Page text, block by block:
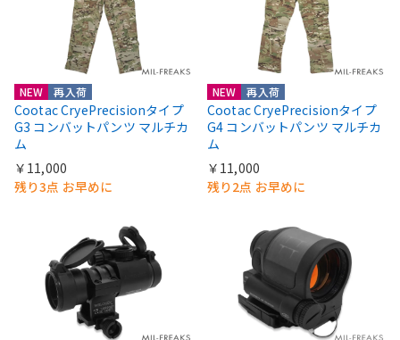
NEW 再入荷
Cootac CryePrecisionタイプ
G3 コンバットパンツ マルチカ
ム
￥11,000
残り3点 お早めに
NEW 再入荷
Cootac CryePrecisionタイプ
G4 コンバットパンツ マルチカ
ム
￥11,000
残り2点 お早めに